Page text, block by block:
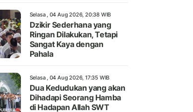
Selasa , 04 Aug 2026, 20:38 WIB
Dzikir Sederhana yang
Ringan Dilakukan, Tetapi
Sangat Kaya dengan
Pahala
Selasa , 04 Aug 2026, 17:35 WIB
Dua Kedudukan yang akan
Dihadapi Seorang Hamba
di Hadapan Allah SWT